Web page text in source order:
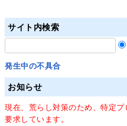
サイト内検索
発生中の不具合
お知らせ
現在、荒らし対策のため、特定
要求しています。